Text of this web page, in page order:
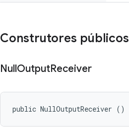
Construtores públicos
NullOutputReceiver
public NullOutputReceiver ()